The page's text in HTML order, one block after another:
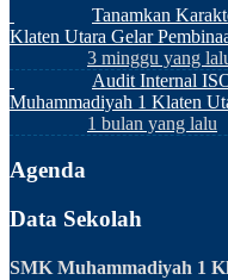
Tanamkan
Klaten Utara Gelar
3 minggu yang
Audit Internal
Muhammadiyah 1 Klaten
1 bulan yang lalu
Agenda
Data Sekolah
SMK Muhammadiyah 1